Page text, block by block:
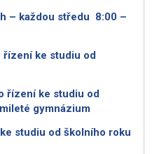
– každou středu 8:00 –
řízení ke studiu od
řízení ke studiu od
gymnázium
studiu od školního roku